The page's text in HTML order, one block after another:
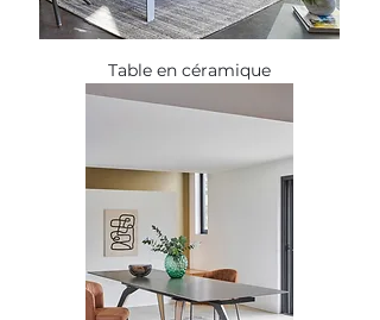
Table en céramique